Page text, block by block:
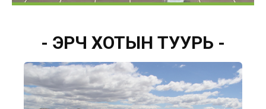
- ЭРЧҮҮ ХОТЫН ТУУРЬ -